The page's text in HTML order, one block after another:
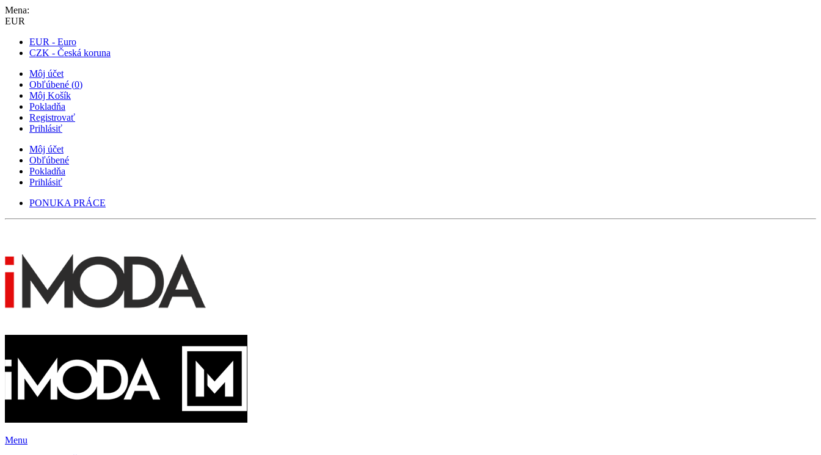
Mena:
EUR
EUR - Euro
CZK - Česká koruna
Môj účet
Obľúbené (0)
Môj Košík
Pokladňa
Registrovať
Prihlásiť
Môj účet
Obľúbené
Pokladňa
Prihlásiť
PONUKA PRÁCE
Menu